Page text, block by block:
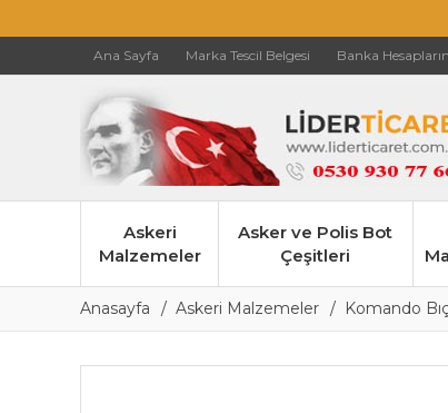
Ana Sayfa Marka Tescil Belgesi Banka
Askeri
Malzemeler
Asker ve Polis Bot
Çeşitleri
Anasayfa Askeri Malzemeler Komando